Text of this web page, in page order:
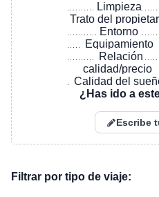
Limpieza
Trato del
Entorno
Equipamiento
Relación
calidad/precio
Calidad del
¿Has ido a
Escribe
Filtrar por tipo de viaje: